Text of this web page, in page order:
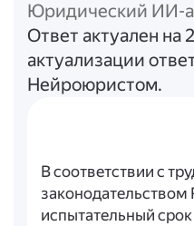
Юридический ИИ-
Ответ актуален на
актуализации
Нейроюристом.
В соответствии с
испытательный